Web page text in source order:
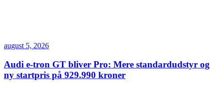
august 5, 2026
Audi e-tron GT bliver Pro: Mere standardudstyr og
ny startpris på 929.990 kroner